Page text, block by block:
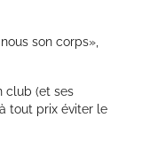
son corps»,
club (et ses
tout prix éviter le